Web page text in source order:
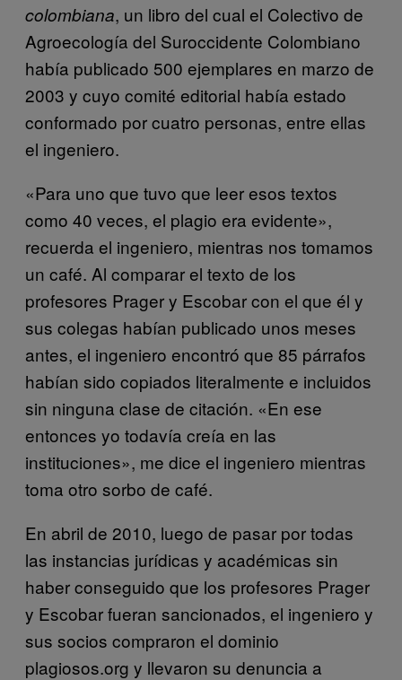
colombiana, un libro del cual el Colectivo de
Agroecología del Suroccidente Colombiano
había publicado 500 ejemplares en marzo de
2003 y cuyo comité editorial había estado
conformado por cuatro personas, entre ellas
el ingeniero.
«Para uno que tuvo que leer esos textos
como 40 veces, el plagio era evidente»,
recuerda el ingeniero, mientras nos tomamos
un café. Al comparar el texto de los
profesores Prager y Escobar con el que él y
sus colegas habían publicado unos meses
antes, el ingeniero encontró que 85 párrafos
habían sido copiados literalmente e incluidos
sin ninguna clase de citación. «En ese
entonces yo todavía creía en las
instituciones», me dice el ingeniero mientras
toma otro sorbo de café.
En abril de 2010, luego de pasar por todas
las instancias jurídicas y académicas sin
haber conseguido que los profesores Prager
y Escobar fueran sancionados, el ingeniero y
sus socios compraron el dominio
plagiosos.org y llevaron su denuncia a